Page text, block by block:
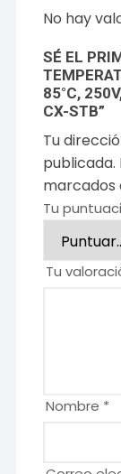
No hay
SÉ EL
85°C,
CX-STB”
Tu
publicada.
marcados
Tu
Tu
Nombre *